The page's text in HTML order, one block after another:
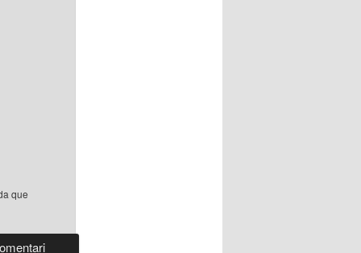
que